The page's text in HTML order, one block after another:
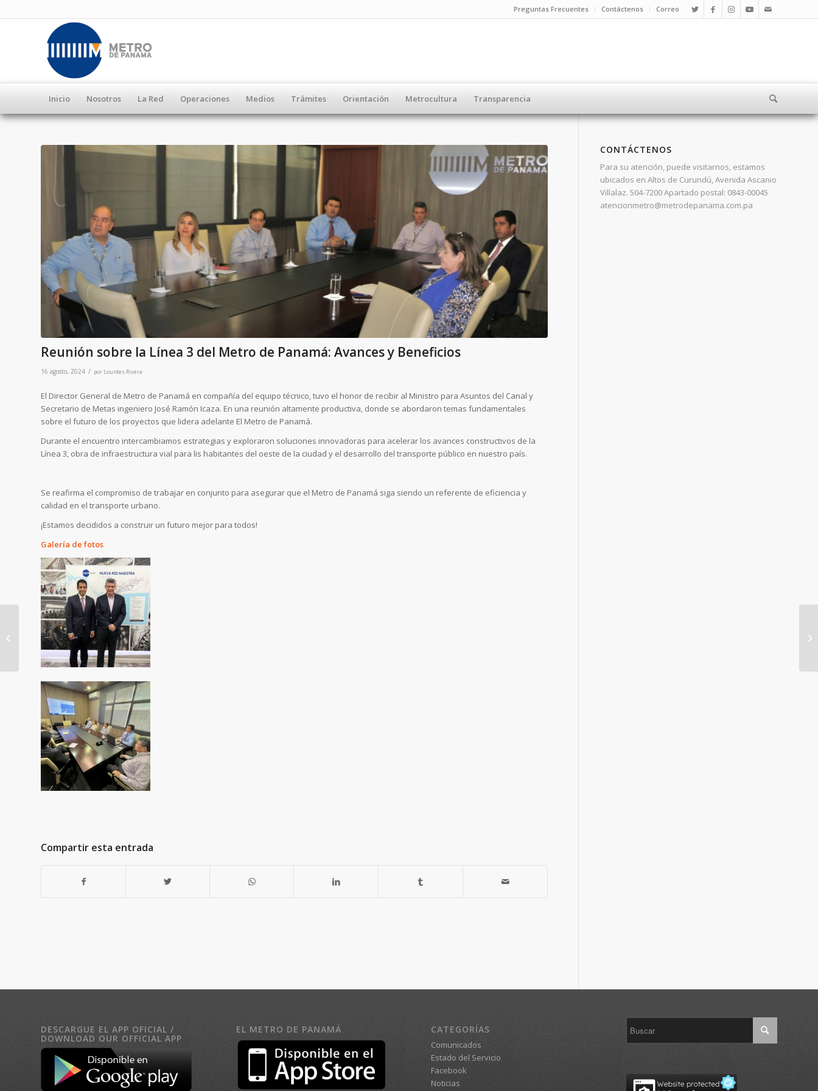
Preguntas Frecuentes Contáctenos Correo
Inicio Nosotros La Red Operaciones Medios Trámites Orientación Metrocultura Transparencia
Reunión sobre la Línea 3 del Metro de Panamá: Avances y Beneficios
16 agosto, 2024 / por Lourdes Rivera
El Director General de Metro de Panamá en compañía del equipo técnico, tuvo el honor de recibir al Ministro para Asuntos del Canal y
Secretario de Metas ingeniero José Ramón Icaza. En una reunión altamente productiva, donde se abordaron temas fundamentales
sobre el futuro de los proyectos que lidera adelante El Metro de Panamá.
Durante el encuentro intercambiamos estrategias y exploraron soluciones innovadoras para acelerar los avances constructivos de la
Línea 3, obra de infraestructura vial para lis habitantes del oeste de la ciudad y el desarrollo del transporte público en nuestro país.
Se reafirma el compromiso de trabajar en conjunto para asegurar que el Metro de Panamá siga siendo un referente de eficiencia y
calidad en el transporte urbano.
¡Estamos decididos a construir un futuro mejor para todos!
Galería de fotos
Compartir esta entrada
CONTÁCTENOS
Para su atención, puede visitarnos, estamos
ubicados en Altos de Curundú, Avenida Ascanio
Villalaz. 504-7200 Apartado postal: 0843-00045
atencionmetro@metrodepanama.com.pa
DESCARGUE EL APP OFICIAL /
DOWNLOAD OUR OFFICIAL APP
EL METRO DE PANAMÁ CATEGORÍAS
Comunicados
Estado del Servicio
Facebook
Noticias
Director del Metro de
Panamá se reúne con
destacados gremios